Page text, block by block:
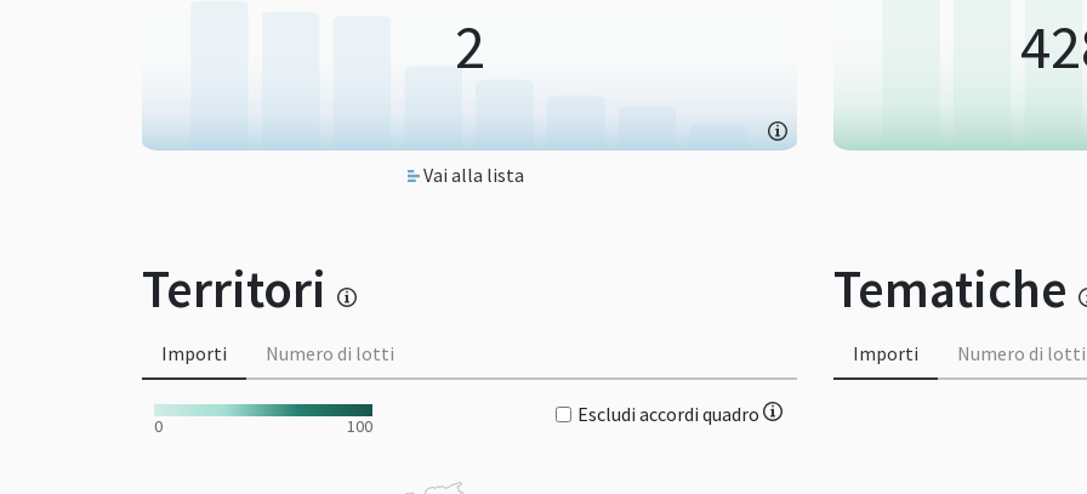
2
Vai alla lista
Territori
Importi Numero di lotti
0 100 Escludi accordi quadro
Tematiche
Importi Numero di lotti